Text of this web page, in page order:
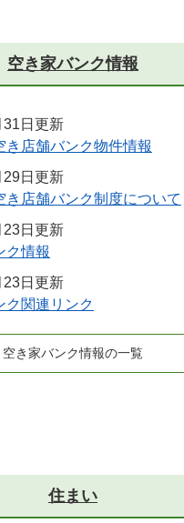
空き家バンク情報
31日更新
き店舗バンク物件情報
29日更新
き店舗バンク制度について
23日更新
ク情報
23日更新
ク関連リンク
空き家バンク情報の一覧
住まい